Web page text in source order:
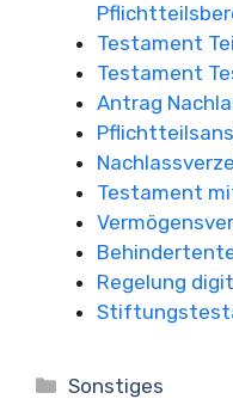
Testament
Testament
Antrag
Testament
Regelung
Kategorien
Sonstiges